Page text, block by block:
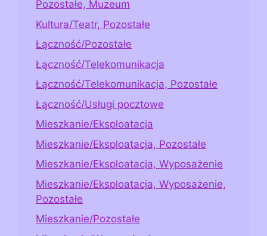
Pozostałe, Muzeum
Kultura/Teatr, Pozostałe
Łączność/Pozostałe
Łączność/Telekomunikacja
Łączność/Telekomunikacja, Pozostałe
Łączność/Usługi pocztowe
Mieszkanie/Eksploatacja
Mieszkanie/Eksploatacja, Pozostałe
Mieszkanie/Eksploatacja, Wyposażenie
Mieszkanie/Eksploatacja, Wyposażenie,
Pozostałe
Mieszkanie/Pozostałe